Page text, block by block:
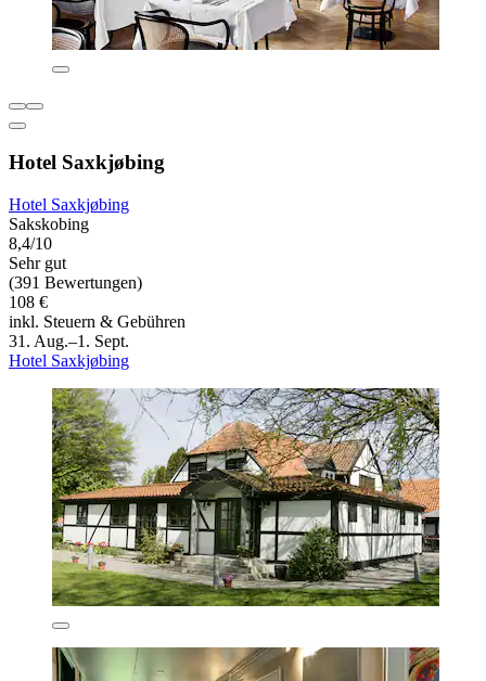
Hotel Saxkjøbing
Hotel Saxkjøbing
Sakskobing
8,4/10
Sehr gut
(391 Bewertungen)
108 €
inkl. Steuern & Gebühren
31. Aug.–1. Sept.
Hotel Saxkjøbing